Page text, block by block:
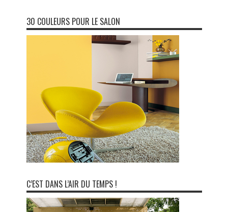
30 COULEURS POUR LE SALON
C’EST DANS L’AIR DU TEMPS !